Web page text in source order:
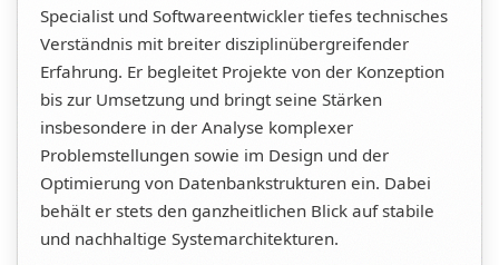
Specialist und Softwareentwickler tiefes technisches
Verständnis mit breiter disziplinübergreifender
Erfahrung. Er begleitet Projekte von der Konzeption
bis zur Umsetzung und bringt seine Stärken
insbesondere in der Analyse komplexer
Problemstellungen sowie im Design und der
Optimierung von Datenbankstrukturen ein. Dabei
behält er stets den ganzheitlichen Blick auf stabile
und nachhaltige Systemarchitekturen.